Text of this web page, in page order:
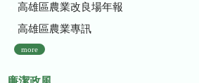
高雄區農業改良場年報
高雄區農業專訊
more